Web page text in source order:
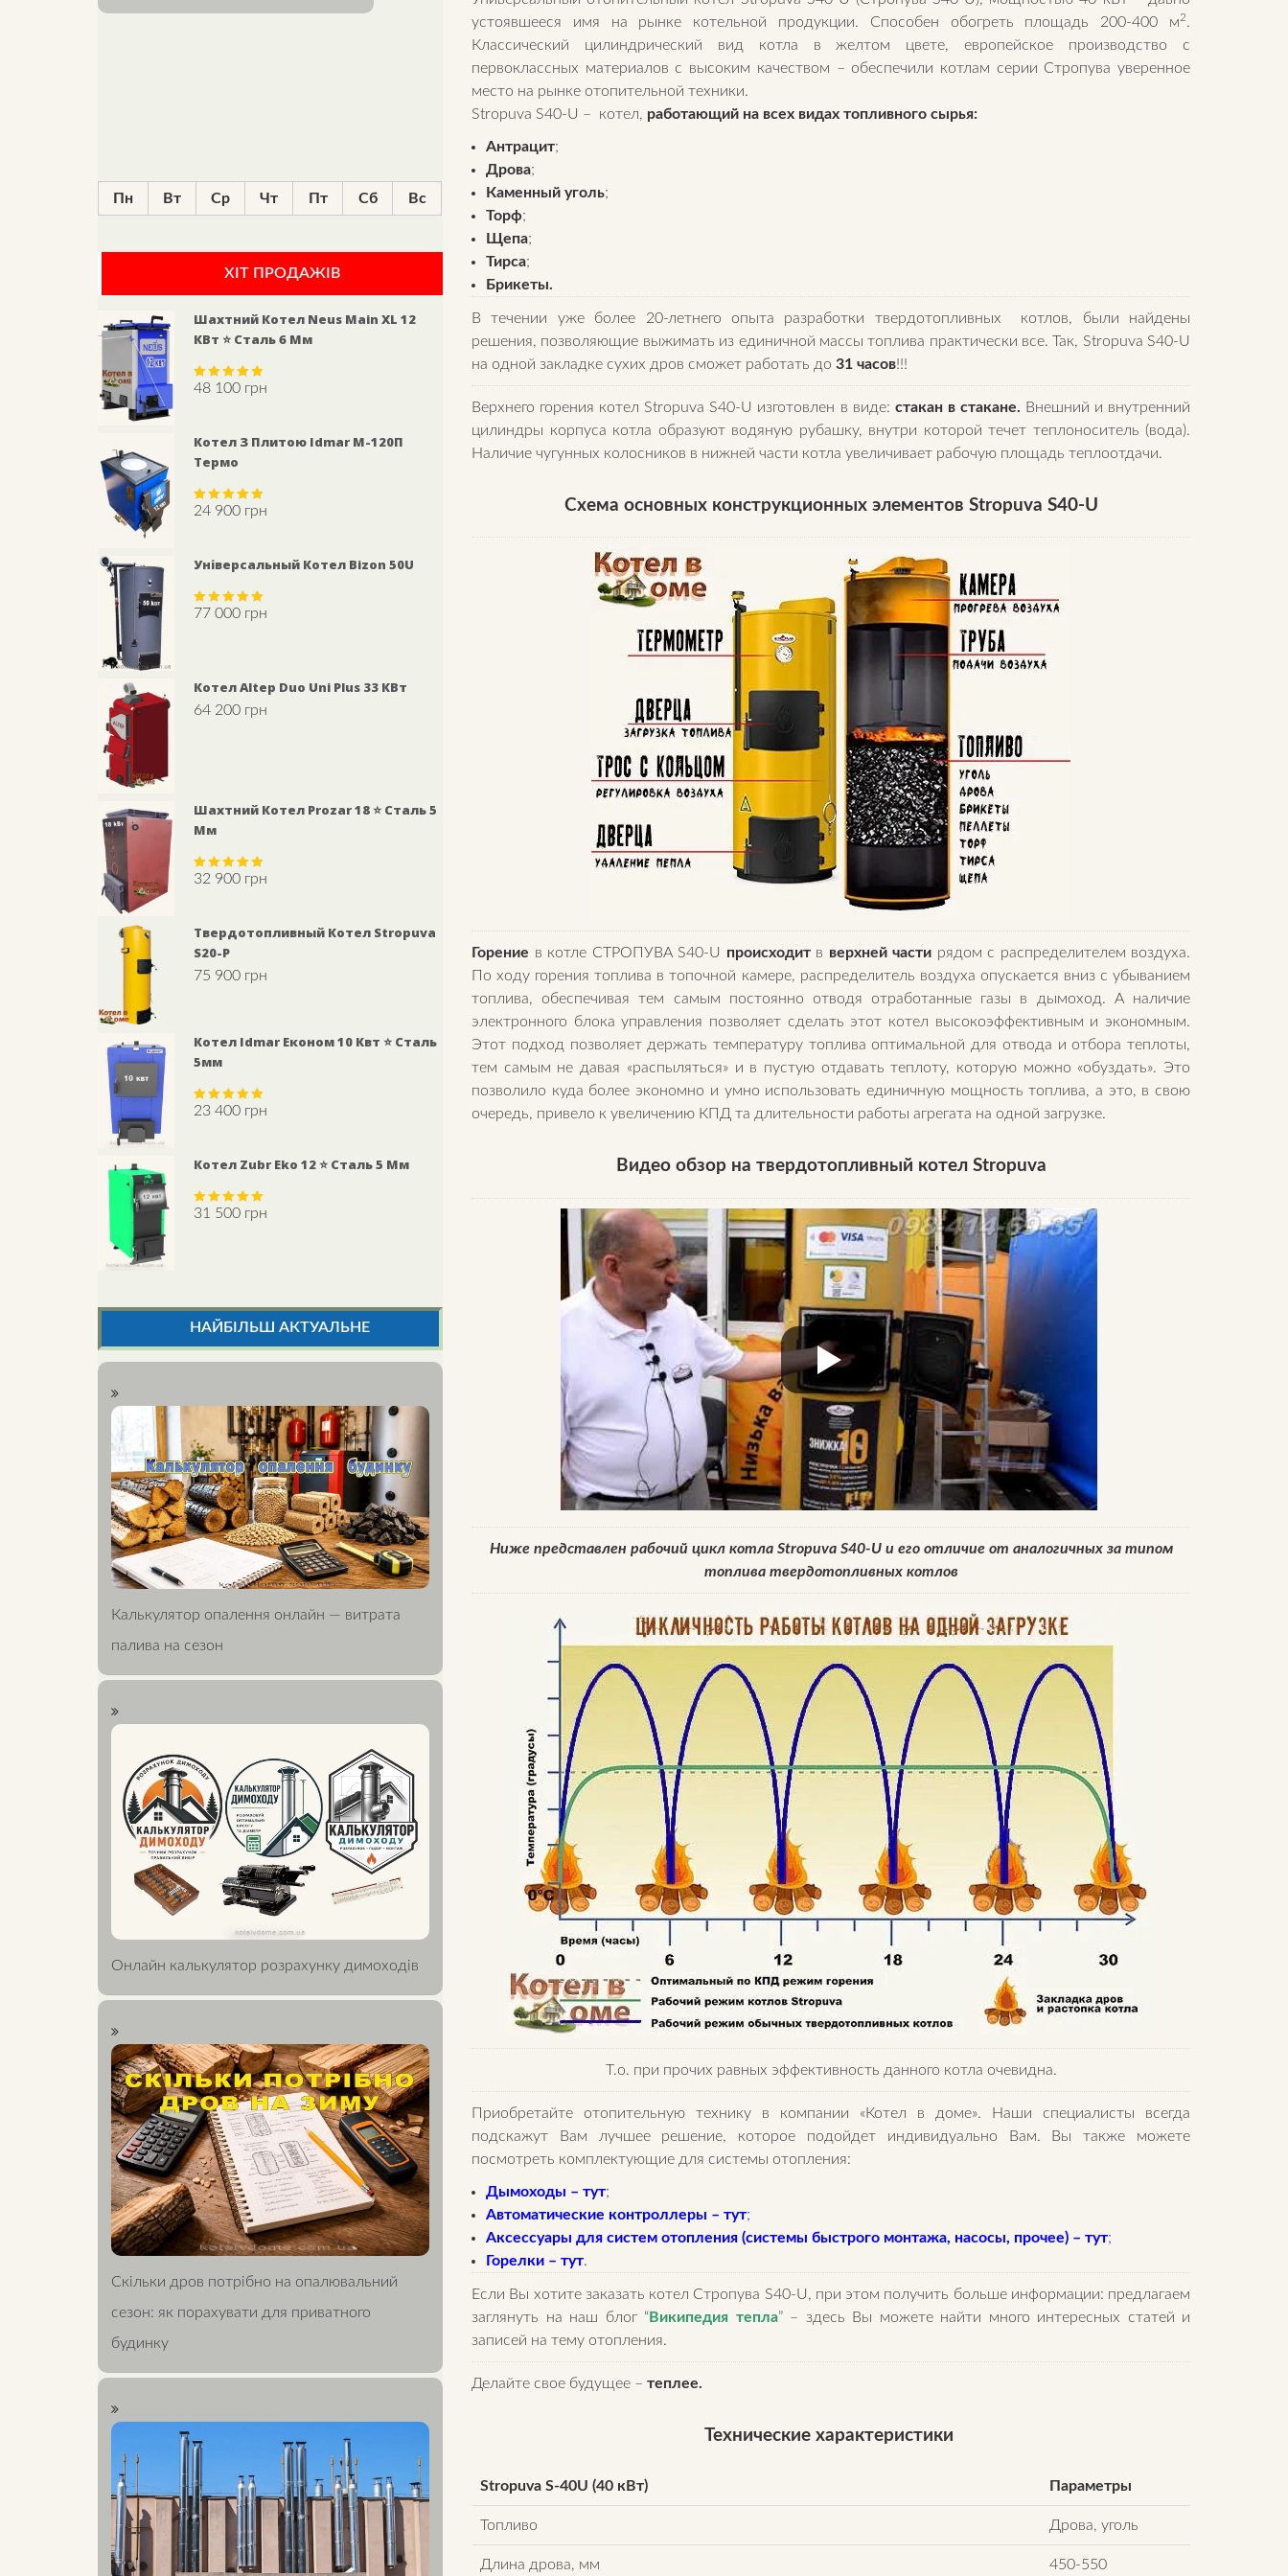
устоявшееся имя на рынке котельной продукции. Способен обогреть площадь 200-400 м2.
Классический цилиндрический вид котла в желтом цвете, европейское производство с
первоклассных материалов с высоким качеством – обеспечили котлам серии Стропува уверенное
место на рынке отопительной техники.
Stropuva S40-U – котел, работающий на всех видах топливного сырья:
Антрацит;
Дрова;
Каменный уголь;
Торф;
Щепа;
Тирса;
Брикеты.
В течении уже более 20-летнего опыта разработки твердотопливных котлов, были найдены
решения, позволяющие выжимать из единичной массы топлива практически все. Так, Stropuva S40-U
на одной закладке сухих дров сможет работать до31 часов!!!
Верхнего горения котел Stropuva S40-U изготовлен в виде: стакан в стакане. Внешний и внутренний
цилиндры корпуса котла образуют водяную рубашку, внутри которой течет теплоноситель (вода).
Наличие чугунных колосников в нижней части котла увеличивает рабочую площадь теплоотдачи.
Схема основных конструкционных элементов Stropuva S40-U
Горение в котле СТРОПУВА S40-U происходитв верхней части рядом с распределителем воздуха.
По ходу горения топлива в топочной камере, распределитель воздуха опускается вниз с убыванием
топлива, обеспечивая тем самым постоянно отводя отработанные газы в дымоход. А наличие
электронного блока управления позволяет сделать этот котел высокоэффективным и экономным.
Этот подход позволяет держать температуру топлива оптимальной для отвода и отбора теплоты,
тем самым не давая «распыляться» и в пустую отдавать теплоту, которую можно «обуздать». Это
позволило куда более экономно и умно использовать единичную мощность топлива, а это, в свою
очередь, привело к увеличению КПД та длительности работы агрегата на одной загрузке.
Видео обзор на твердотопливный котел Stropuva
Ниже представлен рабочий цикл котла Stropuva S40-U и его отличие от аналогичных за типом
топлива твердотопливных котлов
Т.о. при прочих равных эффективность данного котла очевидна.
Приобретайте отопительную технику в компании «Котел в доме». Наши специалисты всегда
подскажут Вам лучшее решение, которое подойдет индивидуально Вам. Вы также можете
посмотреть комплектующие для системы отопления:
Дымоходы – тут;
Автоматические контроллеры – тут;
Аксессуары для систем отопления (системы быстрого монтажа, насосы, прочее) – тут;
Горелки – тут.
Если Вы хотите заказать котел Стропува S40-U, при этом получить больше информации: предлагаем
заглянуть на наш блог “ Википедия тепла” – здесь Вы можете найти много интересных статей и
записей на тему отопления.
Делайте свое будущее –теплее.
Технические характеристики
Stropuva S-40U (40 кВт) Параметры
Топливо Дрова, уголь
Длина дрова, мм 450-550
Пн Вт Ср Чт Пт Сб Вс
ХІТ ПРОДАЖІВ
Шахтний Котел Neus Main XL 12
КВт ⭐ Сталь 6 Мм
Rated5.00
48 100 грн
Котел З Плитою Idmar М-120П
Термо
Rated5.00
24 900 грн
Універсальный Котел Bizon 50U
Rated5.00
77 000 грн
Котел Altep Duo Uni Plus 33 КВт
64 200 грн
Шахтний Котел Prozar 18 ⭐ Сталь 5
Мм
Rated5.00
32 900 грн
Твердотопливный Котел Stropuva
S20-P
75 900 грн
Котел Idmar Економ 10 Квт ⭐ Сталь
5мм
Rated 5.00
23 400 грн
Котел Zubr Eko 12 ⭐ Сталь 5 Мм
Rated 5.00
31 500 грн
НАЙБІЛЬШ АКТУАЛЬНЕ
Калькулятор опалення онлайн — витрата
палива на сезон
Онлайн калькулятор розрахунку димоходів
Скільки дров потрібно на опалювальний
сезон: як порахувати для приватного
будинку